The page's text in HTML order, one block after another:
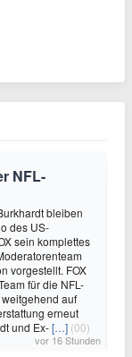
NFL-
bleiben
des US-
sein komplettes
vorgestellt. FOX
für die NFL-
auf
erneut
und Ex-[…] (00)
vor 16 Stunden